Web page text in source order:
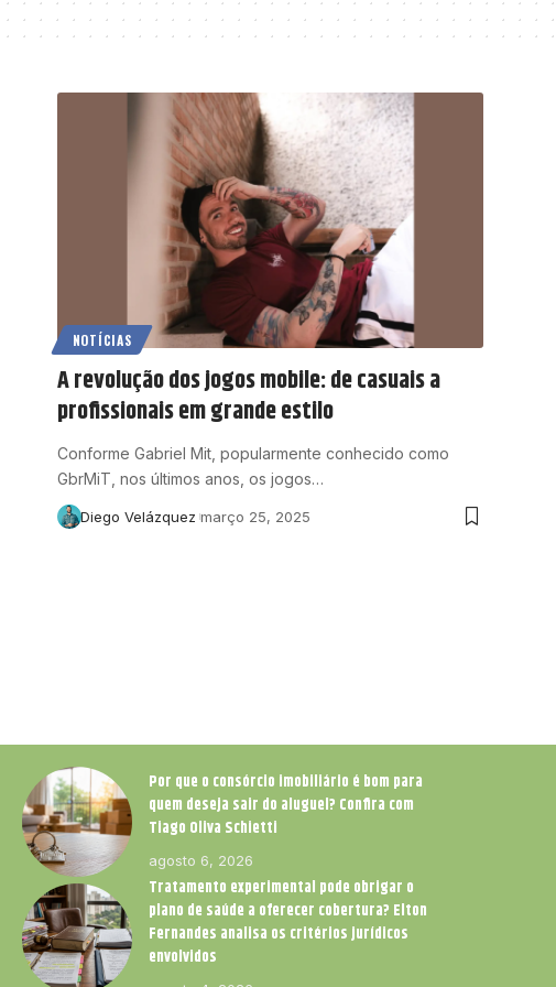
NOTÍCIAS
A revolução dos jogos mobile: de casuais a
profissionais em grande estilo
Conforme Gabriel Mit, popularmente conhecido como
GbrMiT, nos últimos anos, os jogos…
Diego Velázquez março 25, 2025
Por que o consórcio imobiliário é bom para
quem deseja sair do aluguel? Confira com
Tiago Oliva Schietti
agosto 6, 2026
Tratamento experimental pode obrigar o
plano de saúde a oferecer cobertura? Elton
Fernandes analisa os critérios jurídicos
envolvidos